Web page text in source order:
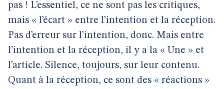
pas ! L’essentiel, ce ne sont pas les critiques,
mais « l’écart » entre l’intention et la réception.
Pas d’erreur sur l’intention, donc. Mais entre
l’intention et la réception, il y a la « Une » et
l’article. Silence, toujours, sur leur contenu.
Quant à la réception, ce sont des « réactions »